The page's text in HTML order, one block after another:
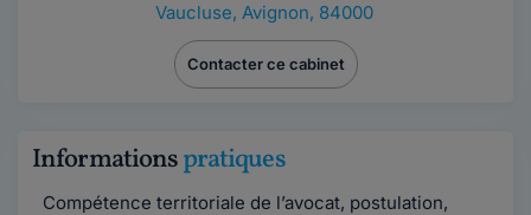
Vaucluse, Avignon, 84000
Contacter ce cabinet
Informationspratiques
Compétence territoriale de l’avocat, postulation,